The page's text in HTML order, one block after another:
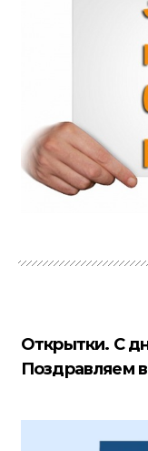
Открытки. С
Поздравляем